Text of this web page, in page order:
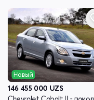
Новый
146 455 000 UZS